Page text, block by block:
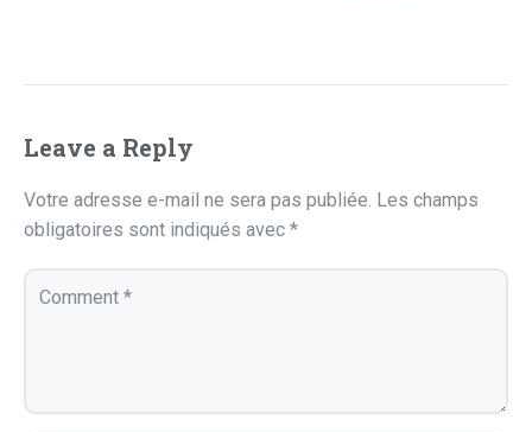
Leave a Reply
Votre adresse e-mail ne sera pas publiée. Les champs
obligatoires sont indiqués avec *